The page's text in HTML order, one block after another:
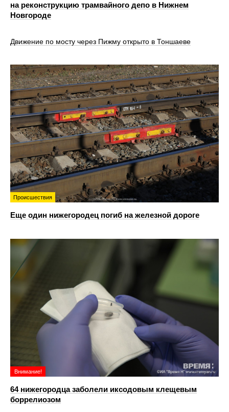
на реконструкцию трамвайного депо в Нижнем
Новгороде
Движение по мосту через Пижму открыто в Тоншаеве
Происшествия
Еще один нижегородец погиб на железной дороге
Внимание!
64 нижегородца заболели иксодовым клещевым
боррелиозом